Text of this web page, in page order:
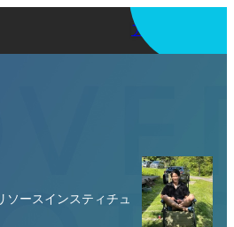
アプリを使う
ースインスティチュ